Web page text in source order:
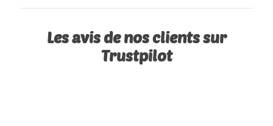
Les avis de nos clients sur
Trustpilot